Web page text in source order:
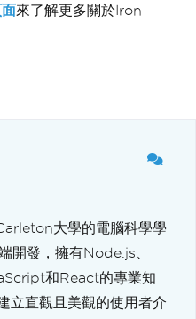
來了解更多關於Iron
大學的電腦科學學
開發，擁有Node.js、
和React的專業知
立直觀且美觀的使用者介